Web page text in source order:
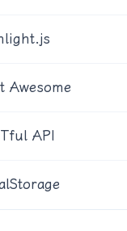
Awesome
API